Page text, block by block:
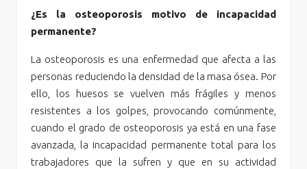
¿Es la osteoporosis motivo de incapacidad
permanente?
La osteoporosis es una enfermedad que afecta a las
personas reduciendo la densidad de la masa ósea. Por
ello, los huesos se vuelven más frágiles y menos
resistentes a los golpes, provocando comúnmente,
cuando el grado de osteoporosis ya está en una fase
avanzada, la incapacidad permanente total para los
trabajadores que la sufren y que en su actividad